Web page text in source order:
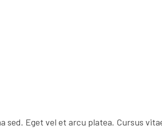
Eget vel et arcu platea. Cursus